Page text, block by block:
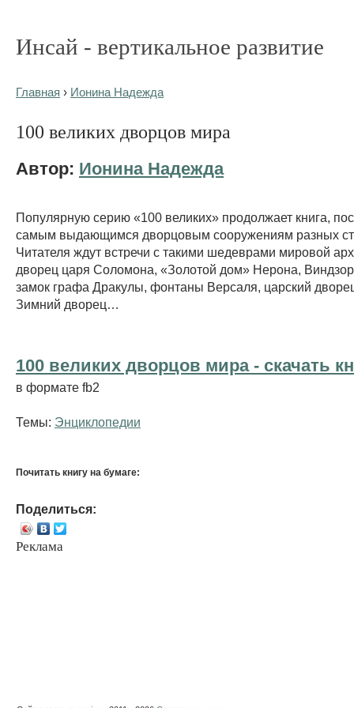
Инсай - вертикальное развитие
Главная › Ионина Надежда
100 великих дворцов мира
Автор: Ионина Надежда
Популярную серию «100 великих» продолжает книга,
самым выдающимся дворцовым сооружениям разных
Читателя ждут встречи с такими шедеврами мировой
дворец царя Соломона, «Золотой дом» Нерона,
замок графа Дракулы, фонтаны Версаля, царский
Зимний дворец…
100 великих дворцов мира - cкачать
в формате fb2
Темы: Энциклопедии
Почитать книгу на бумаге:
Поделиться:
Реклама